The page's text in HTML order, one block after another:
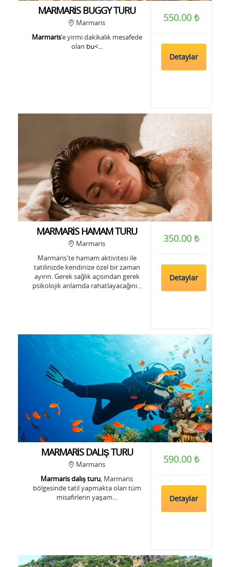
550.00 ₺
Detaylar
MARMARİS BUGGY TURU
Marmaris
Marmaris’e yirmi dakikalık mesafede
olan bu<...
350.00 ₺
Detaylar
MARMARİS HAMAM TURU
Marmaris
Marmaris'te hamam aktivitesi ile
tatilinizde kendinize özel bir zaman
ayırın. Gerek sağlık açısından gerek
psikolojik anlamda rahatlayacağını...
590.00 ₺
Detaylar
MARMARİS DALIŞ TURU
Marmaris
Marmaris dalış turu, Marmaris
bölgesinde tatil yapmakta olan tüm
misafirlerin yaşam...